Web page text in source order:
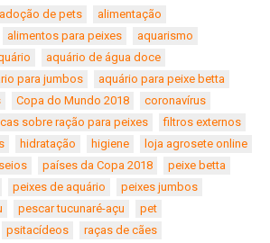
adoção de pets
alimentação
alimentos para peixes
aquarismo
aquário de água doce
para jumbos
aquário para peixe betta
Copa do Mundo 2018
coronavírus
sobre ração para peixes
filtros externos
hidratação higiene
loja agrosete online
países da Copa 2018
peixe betta
peixes de aquário
peixes jumbos
pescar tucunaré-açu
pet
psitacídeos
raças de cães